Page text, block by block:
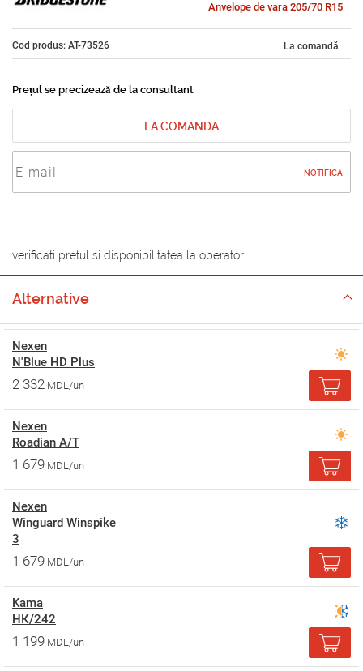
Anvelope de vara 205/70 R15
Cod produs: AT-73526 La comandă
Prețul se precizează de la consultant
LA COMANDA
NOTIFICA
verificati pretul si disponibilitatea la operator
Alternative
Nexen
N'Blue HD Plus
2 332 MDL/un
Nexen
Roadian A/T
1 679 MDL/un
Nexen
Winguard Winspike
3
1 679 MDL/un
Kama
НК/242
1 199 MDL/un